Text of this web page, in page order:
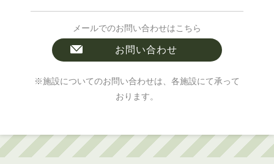
メールでのお問い合わせはこちら
お問い合わせ
※施設についてのお問い合わせは、各施設にて承って
おります。